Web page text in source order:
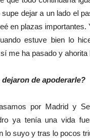
dejar a un lado el
en plazas importantes.
estuve bien lo
me ha pasado y ahorita
de apoderarle?
por Madrid y
ya tenía una vida
suyo y tras lo pocos